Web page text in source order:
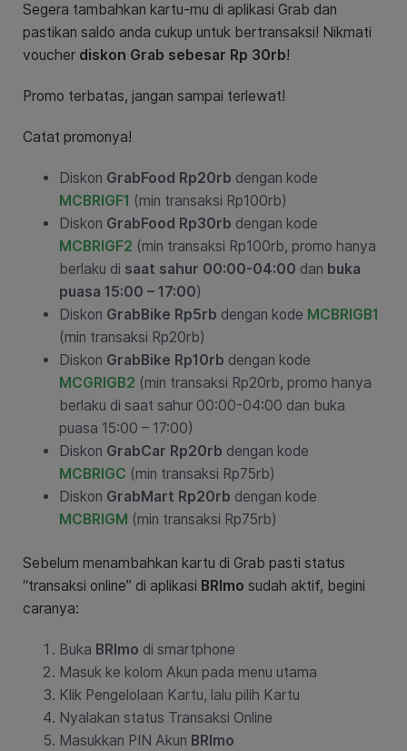
Segera tambahkan kartu-mu di aplikasi Grab dan
pastikan saldo anda cukup untuk bertransaksi! Nikmati
voucher diskon Grab sebesar Rp 30rb!
Promo terbatas, jangan sampai terlewat!
Catat promonya!
Diskon GrabFood Rp20rb dengan kode
MCBRIGF1 (min transaksi Rp100rb)
Diskon GrabFood Rp30rb dengan kode
MCBRIGF2 (min transaksi Rp100rb, promo hanya
berlaku di saat sahur 00:00-04:00 dan buka
puasa 15:00 – 17:00)
Diskon GrabBike Rp5rb dengan kode MCBRIGB1
(min transaksi Rp20rb)
Diskon GrabBike Rp10rb dengan kode
MCGRIGB2 (min transaksi Rp20rb, promo hanya
berlaku di saat sahur 00:00-04:00 dan buka
puasa 15:00 – 17:00)
Diskon GrabCar Rp20rb dengan kode
MCBRIGC (min transaksi Rp75rb)
Diskon GrabMart Rp20rb dengan kode
MCBRIGM (min transaksi Rp75rb)
Sebelum menambahkan kartu di Grab pasti status
“transaksi online” di aplikasi BRImo sudah aktif, begini
caranya:
Buka BRImo di smartphone
Masuk ke kolom Akun pada menu utama
Klik Pengelolaan Kartu, lalu pilih Kartu
Nyalakan status Transaksi Online
Masukkan PIN Akun BRImo